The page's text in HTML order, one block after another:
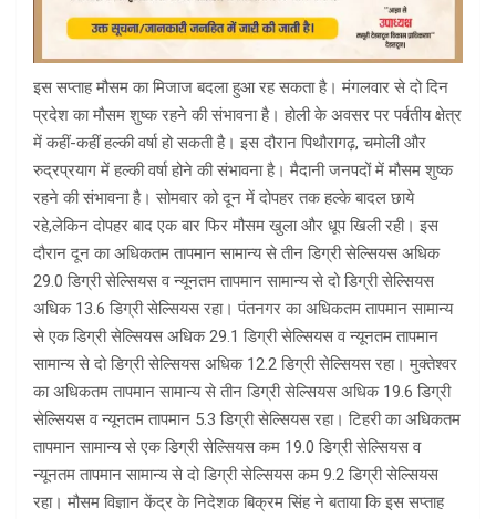
इस सप्ताह मौसम का मिजाज बदला हुआ रह सकता है। मंगलवार से दो दिन
प्रदेश का मौसम शुष्क रहने की संभावना है। होली के अवसर पर पर्वतीय क्षेत्र
में कहीं-कहीं हल्की वर्षा हो सकती है। इस दौरान पिथौरागढ़, चमोली और
रुद्रप्रयाग में हल्की वर्षा होने की संभावना है। मैदानी जनपदों में मौसम शुष्क
रहने की संभावना है। सोमवार को दून में दोपहर तक हल्के बादल छाये
रहे,लेकिन दोपहर बाद एक बार फिर मौसम खुला और धूप खिली रही। इस
दौरान दून का अधिकतम तापमान सामान्य से तीन डिग्री सेल्सियस अधिक
29.0 डिग्री सेल्सियस व न्यूनतम तापमान सामान्य से दो डिग्री सेल्सियस
अधिक 13.6 डिग्री सेल्सियस रहा। पंतनगर का अधिकतम तापमान सामान्य
से एक डिग्री सेल्सियस अधिक 29.1 डिग्री सेल्सियस व न्यूनतम तापमान
सामान्य से दो डिग्री सेल्सियस अधिक 12.2 डिग्री सेल्सियस रहा। मुक्तेश्वर
का अधिकतम तापमान सामान्य से तीन डिग्री सेल्सियस अधिक 19.6 डिग्री
सेल्सियस व न्यूनतम तापमान 5.3 डिग्री सेल्सियस रहा। टिहरी का अधिकतम
तापमान सामान्य से एक डिग्री सेल्सियस कम 19.0 डिग्री सेल्सियस व
न्यूनतम तापमान सामान्य से दो डिग्री सेल्सियस कम 9.2 डिग्री सेल्सियस
रहा। मौसम विज्ञान केंद्र के निदेशक बिक्रम सिंह ने बताया कि इस सप्ताह